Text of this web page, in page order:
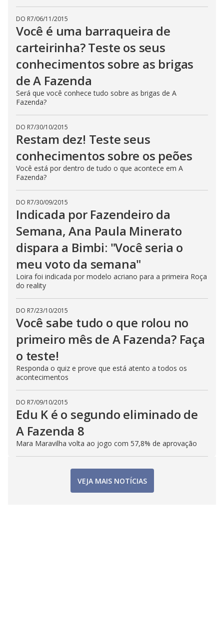
DO R7/06/11/2015
Você é uma barraqueira de
carteirinha? Teste os seus
conhecimentos sobre as brigas
de A Fazenda
Será que você conhece tudo sobre as brigas de A
Fazenda?
DO R7/30/10/2015
Restam dez! Teste seus
conhecimentos sobre os peões
Você está por dentro de tudo o que acontece em A
Fazenda?
DO R7/30/09/2015
Indicada por Fazendeiro da
Semana, Ana Paula Minerato
dispara a Bimbi: "Você seria o
meu voto da semana"
Loira foi indicada por modelo acriano para a primeira Roça
do reality
DO R7/23/10/2015
Você sabe tudo o que rolou no
primeiro mês de A Fazenda? Faça
o teste!
Responda o quiz e prove que está atento a todos os
acontecimentos
DO R7/09/10/2015
Edu K é o segundo eliminado de
A Fazenda 8
Mara Maravilha volta ao jogo com 57,8% de aprovação
VEJA MAIS NOTÍCIAS